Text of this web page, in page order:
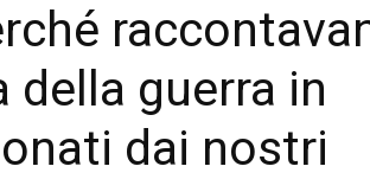
della guerra in
dai nostri